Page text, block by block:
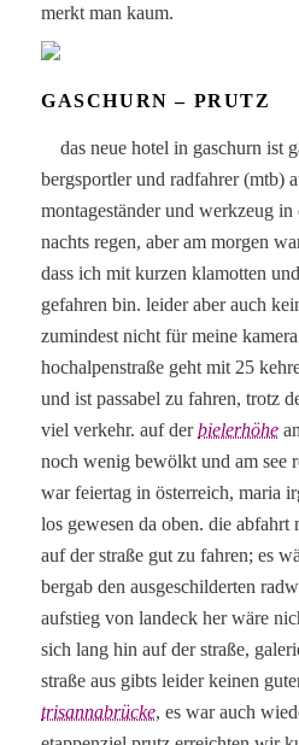
merkt man kaum.
GASCHURN – PRUTZ
das neue hotel in gaschurn ist
bergsportler und radfahrer (mtb)
montageständer und werkzeug in
nachts regen, aber am morgen
dass ich mit kurzen klamotten
gefahren bin. leider aber auch
zumindest nicht für meine
hochalpenstraße geht mit 25
und ist passabel zu fahren, trotz
viel verkehr. auf derbielerhöhe
noch wenig bewölkt und am see
war feiertag in österreich, maria
los gewesen da oben. die
auf der straße gut zu fahren; es
bergab den ausgeschilderten
aufstieg von landeck her wäre
sich lang hin auf der straße,
straße aus gibts leider keinen
trisannabrücke, es war auch